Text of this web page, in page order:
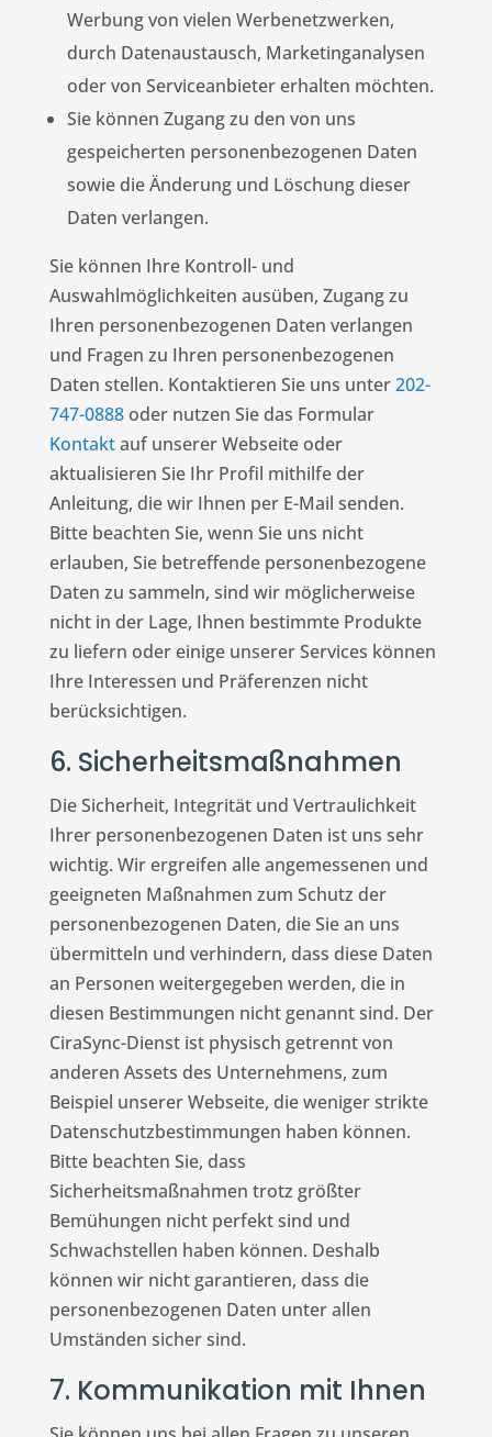
Werbung von vielen Werbenetzwerken,
durch Datenaustausch, Marketinganalysen
oder von Serviceanbieter erhalten möchten.
Sie können Zugang zu den von uns
gespeicherten personenbezogenen Daten
sowie die Änderung und Löschung dieser
Daten verlangen.
Sie können Ihre Kontroll- und
Auswahlmöglichkeiten ausüben, Zugang zu
Ihren personenbezogenen Daten verlangen
und Fragen zu Ihren personenbezogenen
Daten stellen. Kontaktieren Sie uns unter202-
747-0888oder nutzen Sie das Formular
Kontaktauf unserer Webseite oder
aktualisieren Sie Ihr Profil mithilfe der
Anleitung, die wir Ihnen per E-Mail senden.
Bitte beachten Sie, wenn Sie uns nicht
erlauben, Sie betreffende personenbezogene
Daten zu sammeln, sind wir möglicherweise
nicht in der Lage, Ihnen bestimmte Produkte
zu liefern oder einige unserer Services können
Ihre Interessen und Präferenzen nicht
berücksichtigen.
6. Sicherheitsmaßnahmen
Die Sicherheit, Integrität und Vertraulichkeit
Ihrer personenbezogenen Daten ist uns sehr
wichtig. Wir ergreifen alle angemessenen und
geeigneten Maßnahmen zum Schutz der
personenbezogenen Daten, die Sie an uns
übermitteln und verhindern, dass diese Daten
an Personen weitergegeben werden, die in
diesen Bestimmungen nicht genannt sind. Der
CiraSync-Dienst ist physisch getrennt von
anderen Assets des Unternehmens, zum
Beispiel unserer Webseite, die weniger strikte
Datenschutzbestimmungen haben können.
Bitte beachten Sie, dass
Sicherheitsmaßnahmen trotz größter
Bemühungen nicht perfekt sind und
Schwachstellen haben können. Deshalb
können wir nicht garantieren, dass die
personenbezogenen Daten unter allen
Umständen sicher sind.
7. Kommunikation mit Ihnen